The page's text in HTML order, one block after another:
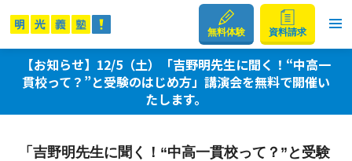
無料体験 資料請求
【お知らせ】12/5（土）「吉野明先生に聞く！“中高一
貫校って？”と受験のはじめ方」講演会を無料で開催い
たします。
「吉野明先生に聞く！“中高一貫校って？”と受験